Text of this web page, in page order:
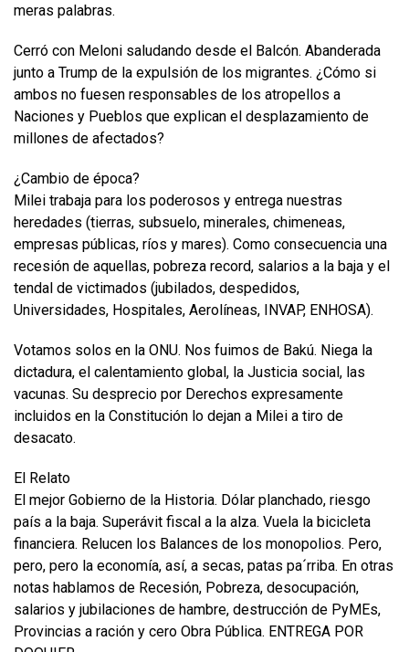
meras palabras.
Cerró con Meloni saludando desde el Balcón. Abanderada
junto a Trump de la expulsión de los migrantes. ¿Cómo si
ambos no fuesen responsables de los atropellos a
Naciones y Pueblos que explican el desplazamiento de
millones de afectados?
¿Cambio de época?
Milei trabaja para los poderosos y entrega nuestras
heredades (tierras, subsuelo, minerales, chimeneas,
empresas públicas, ríos y mares). Como consecuencia una
recesión de aquellas, pobreza record, salarios a la baja y el
tendal de victimados (jubilados, despedidos,
Universidades, Hospitales, Aerolíneas, INVAP, ENHOSA).
Votamos solos en la ONU. Nos fuimos de Bakú. Niega la
dictadura, el calentamiento global, la Justicia social, las
vacunas. Su desprecio por Derechos expresamente
incluidos en la Constitución lo dejan a Milei a tiro de
desacato.
El Relato
El mejor Gobierno de la Historia. Dólar planchado, riesgo
país a la baja. Superávit fiscal a la alza. Vuela la bicicleta
financiera. Relucen los Balances de los monopolios. Pero,
pero, pero la economía, así, a secas, patas pa´rriba. En otras
notas hablamos de Recesión, Pobreza, desocupación,
salarios y jubilaciones de hambre, destrucción de PyMEs,
Provincias a ración y cero Obra Pública. ENTREGA POR